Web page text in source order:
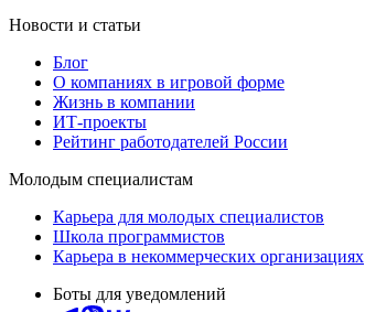
Новости и статьи
Блог
О компаниях в игровой форме
Жизнь в компании
ИТ-проекты
Рейтинг работодателей России
Молодым специалистам
Карьера для молодых специалистов
Школа программистов
Карьера в некоммерческих организациях
Боты для уведомлений